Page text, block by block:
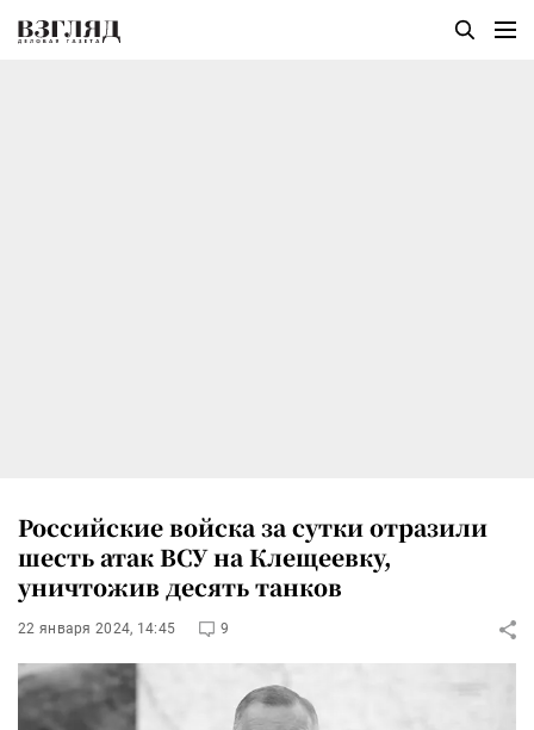
Российские войска за сутки отразили
шесть атак ВСУ на Клещеевку,
уничтожив десять танков
22 января 2024, 14:45 9